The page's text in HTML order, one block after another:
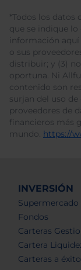
*Todos los datos
que se indique
información
o sus
distribuir; y (3)
oportuna. Ni
contenido son
surjan del uso
proveedores de
financieros más
mundo. https://
INVERSIÓN
Supermercado
Fondos
Carteras
Cartera
Carteras a éxito